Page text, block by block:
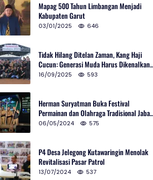
Mapag 500 Tahun Limbangan Menjadi
Kabupaten Garut
03/01/2025 646
Tidak Hilang Ditelan Zaman, Kang Haji
Cucun: Generasi Muda Harus Dikenalkan
Pencak Silat
16/09/2025 593
Herman Suryatman Buka Festival
Permainan dan Olahraga Tradisional Jabar
2024 di Gedung Teater Tertutup
06/05/2024 575
P4 Desa Jelegong Kutawaringin Menolak
Revitalisasi Pasar Patrol
13/07/2024 537